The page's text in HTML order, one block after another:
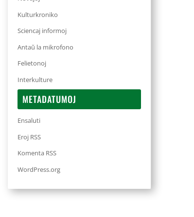
Kulturkroniko
Sciencaj informoj
Antaŭ la mikrofono
Felietonoj
Interkulture
METADATUMOJ
Ensaluti
Eroj RSS
Komenta RSS
WordPress.org